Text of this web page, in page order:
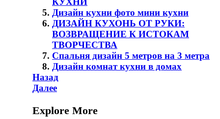
Дизайн кухни фото мини кухни
ДИЗАЙН КУХОНЬ ОТ РУКИ:
ВОЗВРАЩЕНИЕ К ИСТОКАМ
ТВОРЧЕСТВА
Спальня дизайн 5 метров на 3 метра
Дизайн комнат кухни в домах
Навигация
по
записям
Предыдущая
запись
Назад
Следующая
Далее
Explore More